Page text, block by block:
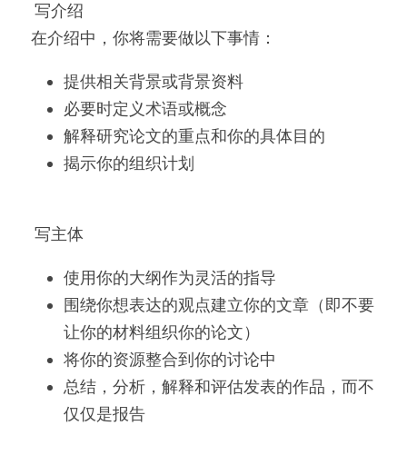
写介绍
在介绍中，你将需要做以下事情：
提供相关背景或背景资料
必要时定义术语或概念
解释研究论文的重点和你的具体目的
揭示你的组织计划
写主体
使用你的大纲作为灵活的指导
围绕你想表达的观点建立你的文章（即不要
让你的材料组织你的论文）
将你的资源整合到你的讨论中
总结，分析，解释和评估发表的作品，而不
仅仅是报告